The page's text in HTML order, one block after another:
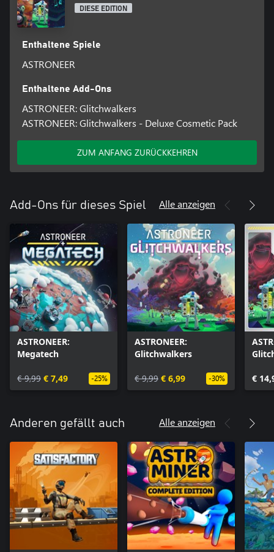
DIESE EDITION
Enthaltene Spiele
ASTRONEER
Enthaltene Add-Ons
ASTRONEER: Glitchwalkers
ASTRONEER: Glitchwalkers - Deluxe Cosmetic Pack
ZUM ANFANG ZURÜCKKEHREN
Add-Ons für dieses Spiel Alle anzeigen
ASTRONEER:
Megatech
€ 9,99 € 7,49 -25%
ASTRONEER:
Glitchwalkers
€ 9,99 € 6,99 -30%
€
Anderen gefällt auch Alle anzeigen